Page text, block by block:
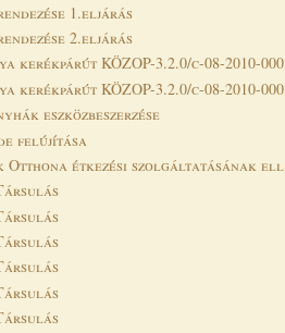
1.eljárás
2.eljárás
kerékpárút KÖZOP-3.2.0/c-08-2010-
kerékpárút KÖZOP-3.2.0/c-08-2010-
eszközbeszerzése
felújítása
Otthona étkezési szolgáltatásának